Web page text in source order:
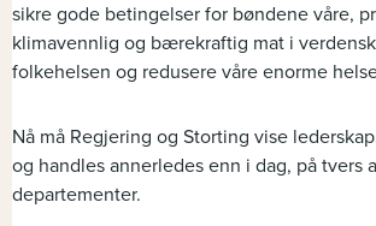
sikre gode betingelser for bøndene våre,
klimavennlig og bærekraftig mat i
folkehelsen og redusere våre enorme
Nå må Regjering og Storting vise
og handles annerledes enn i dag, på tvers
departementer.